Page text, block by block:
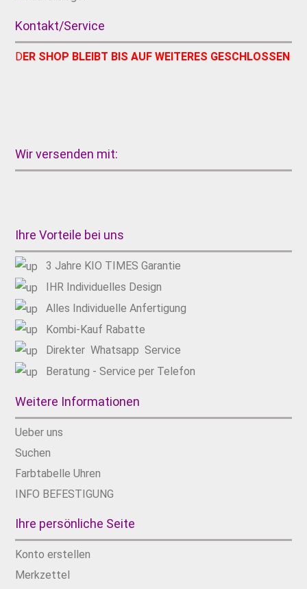
Kontakt/Service
DER SHOP BLEIBT BIS AUF WEITERES GESCHLOSSEN
Wir versenden mit:
Ihre Vorteile bei uns
3 Jahre KIO TIMES Garantie
IHR Individuelles Design
Alles Individuelle Anfertigung
Kombi-Kauf Rabatte
Direkter Whatsapp Service
Beratung - Service per Telefon
Weitere Informationen
Ueber uns​
Suchen
Farbtabelle Uhren
INFO BEFESTIGUNG
Ihre persönliche Seite
Konto erstellen
Merkzettel